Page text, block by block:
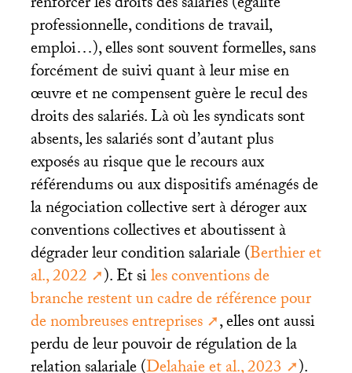
professionnelle, conditions de travail,
emploi…), elles sont souvent formelles, sans
forcément de suivi quant à leur mise en
œuvre et ne compensent guère le recul des
droits des salariés. Là où les syndicats sont
absents, les salariés sont d’autant plus
exposés au risque que le recours aux
référendums ou aux dispositifs aménagés de
la négociation collective sert à déroger aux
conventions collectives et aboutissent à
dégrader leur condition salariale (Berthier et
al., 2022
). Et siles conventions de
branche restent un cadre de référence pour
de nombreuses entreprises
, elles ont aussi
perdu de leur pouvoir de régulation de la